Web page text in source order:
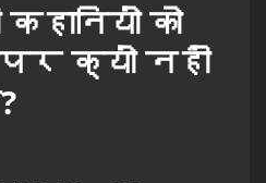
को
क्यों नहीं